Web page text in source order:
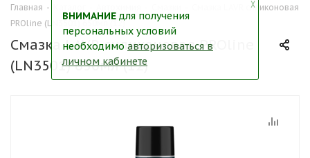
Главная -
Смазка LAVR силиконовая
PROline (LN3501) 650мл (12)
Смазка LAVR силиконовая PROline
(LN3501) 650мл (12)
╳
ВНИМАНИЕ для получения
персональных условий
необходимо авторизоваться в
личном кабинете